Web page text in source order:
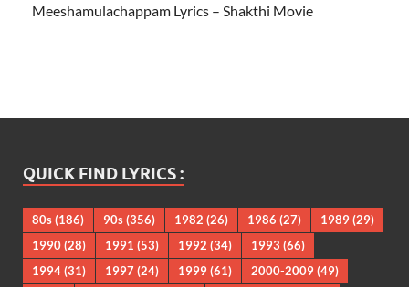
Meeshamulachappam Lyrics – Shakthi Movie
QUICK FIND LYRICS :
80s(186) 90s(356) 1982 (26) 1986 (27) 1989(29)
1990(28) 1991 (53) 1992 (34) 1993 (66)
1994(31) 1997 (24) 1999(61) 2000-2009(49)